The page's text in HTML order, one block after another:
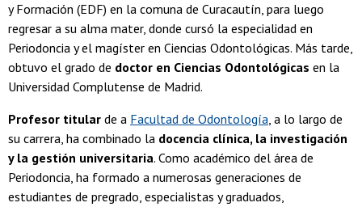
y Formación (EDF) en la comuna de Curacautín, para luego
regresar a su alma mater, donde cursó la especialidad en
Periodoncia y el magíster en Ciencias Odontológicas. Más tarde,
obtuvo el grado de doctor en Ciencias Odontológicas en la
Universidad Complutense de Madrid.
Profesor titular de a Facultad de Odontología, a lo largo de
su carrera, ha combinado la docencia clínica, la investigación
y la gestión universitaria. Como académico del área de
Periodoncia, ha formado a numerosas generaciones de
estudiantes de pregrado, especialistas y graduados,